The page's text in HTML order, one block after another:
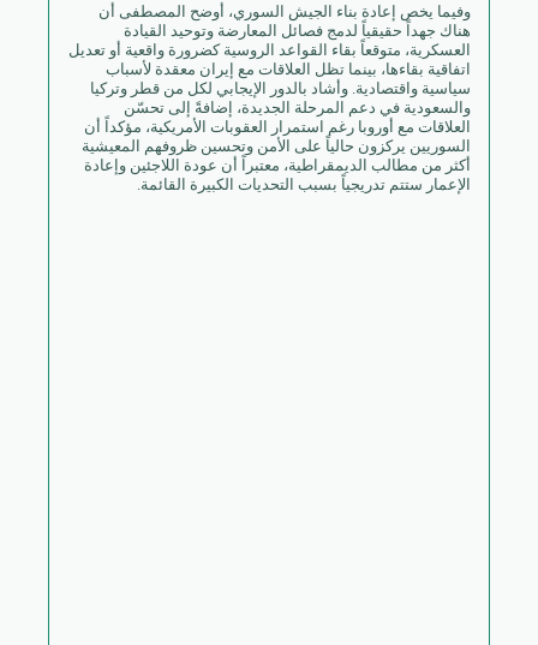
وفيما يخص إعادة بناء الجيش السوري، أوضح المصطفى أن
هناك جهداً حقيقياً لدمج فصائل المعارضة وتوحيد القيادة
العسكرية، متوقعاً بقاء القواعد الروسية كضرورة واقعية أو تعديل
اتفاقية بقاءها، بينما تظل العلاقات مع إيران معقدة لأسباب
سياسية واقتصادية. وأشاد بالدور الإيجابي لكل من قطر وتركيا
والسعودية في دعم المرحلة الجديدة، إضافةً إلى تحسّن
العلاقات مع أوروبا رغم استمرار العقوبات الأمريكية، مؤكداً أن
السوريين يركزون حالياً على الأمن وتحسين ظروفهم المعيشية
أكثر من مطالب الديمقراطية، معتبراً أن عودة اللاجئين وإعادة
الإعمار ستتم تدريجياً بسبب التحديات الكبيرة القائمة.